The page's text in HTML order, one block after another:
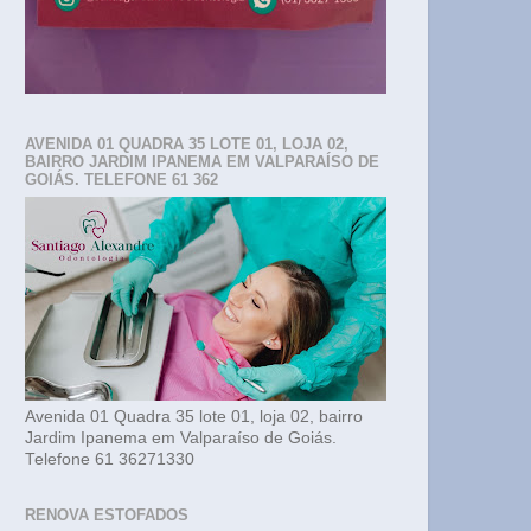
AVENIDA 01 QUADRA 35 LOTE 01, LOJA 02,
BAIRRO JARDIM IPANEMA EM VALPARAÍSO DE
GOIÁS. TELEFONE 61 362
Avenida 01 Quadra 35 lote 01, loja 02, bairro
Jardim Ipanema em Valparaíso de Goiás.
Telefone 61 36271330
RENOVA ESTOFADOS